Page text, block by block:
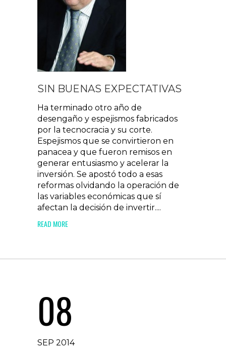
SIN BUENAS EXPECTATIVAS
Ha terminado otro año de
desengaño y espejismos fabricados
por la tecnocracia y su corte.
Espejismos que se convirtieron en
panacea y que fueron remisos en
generar entusiasmo y acelerar la
inversión. Se apostó todo a esas
reformas olvidando la operación de
las variables económicas que sí
afectan la decisión de invertir....
READ MORE
08
SEP 2014